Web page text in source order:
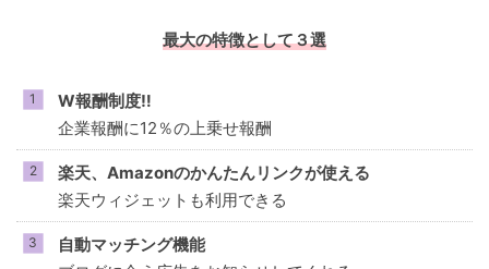
最大の特徴として３選
W報酬制度‼
企業報酬に12％の上乗せ報酬
楽天、Amazonのかんたんリンクが使える
楽天ウィジェットも利用できる
自動マッチング機能